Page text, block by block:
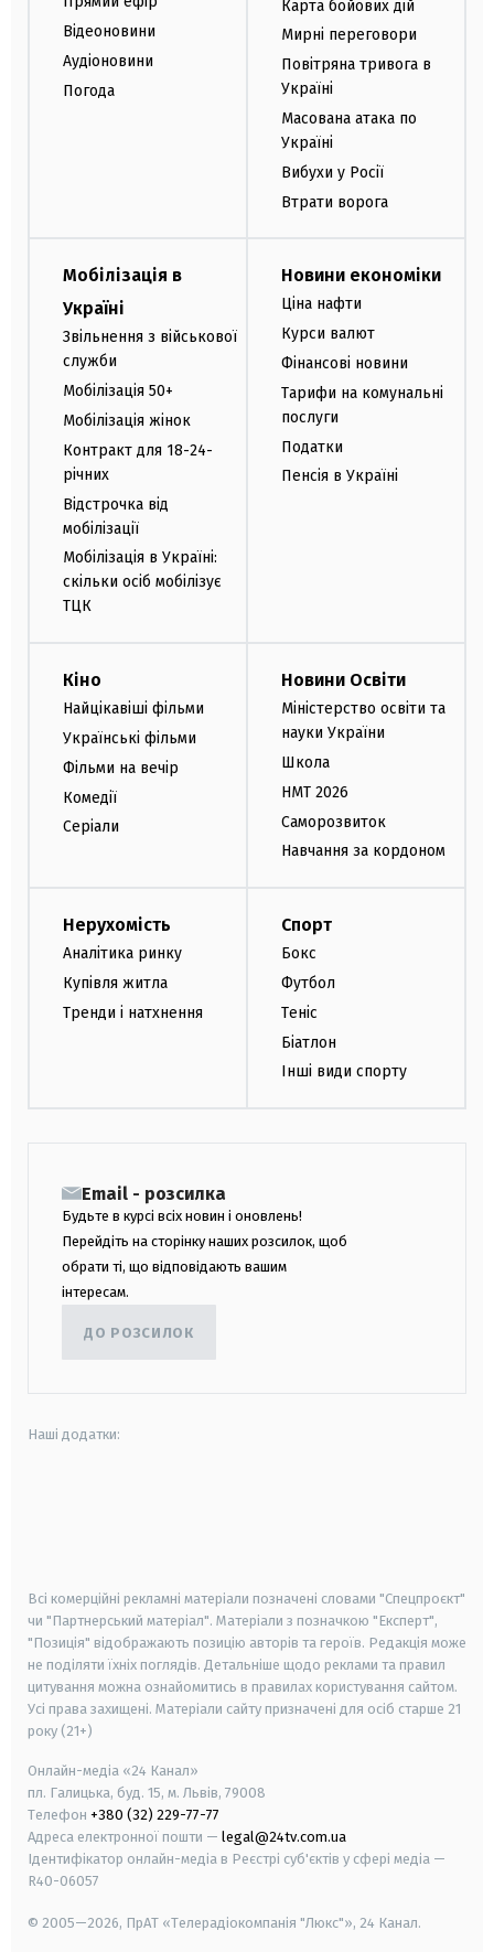
Відеоновини
Аудіоновини
Погода
Карта бойових дій
Мирні переговори
Повітряна тривога в
Україні
Масована атака по
Україні
Вибухи у Росії
Втрати ворога
Мобілізація в
Україні
Звільнення з військової
служби
Мобілізація 50+
Мобілізація жінок
Контракт для 18-24-
річних
Відстрочка від
мобілізації
Мобілізація в Україні:
скільки осіб мобілізує
ТЦК
Новини економіки
Ціна нафти
Курси валют
Фінансові новини
Тарифи на комунальні
послуги
Податки
Пенсія в Україні
Кіно
Найцікавіші фільми
Українські фільми
Фільми на вечір
Комедії
Серіали
Новини Освіти
Міністерство освіти та
науки України
Школа
НМТ 2026
Саморозвиток
Навчання за кордоном
Нерухомість
Аналітика ринку
Купівля житла
Тренди і натхнення
Спорт
Бокс
Футбол
Теніс
Біатлон
Інші види спорту
Email - розсилка
Будьте в курсі всіх новин і оновлень!
Перейдіть на сторінку наших розсилок, щоб
обрати ті, що відповідають вашим
інтересам.
ДО РОЗСИЛОК
Наші додатки:
Всі комерційні рекламні матеріали позначені словами "Спецпроєкт"
чи "Партнерський матеріал". Матеріали з позначкою "Експерт",
"Позиція" відображають позицію авторів та героїв. Редакція може
не поділяти їхніх поглядів. Детальніше щодо реклами та правил
цитування можна ознайомитись в правилах користування сайтом.
Усі права захищені. Матеріали сайту призначені для осіб старше 21
року (21+)
Онлайн-медіа «24 Канал»
пл. Галицька, буд. 15, м. Львів, 79008
Телефон +380 (32) 229-77-77
Адреса електронної пошти — legal@24tv.com.ua
Ідентифікатор онлайн-медіа в Реєстрі суб'єктів у сфері медіа —
R40-06057
© 2005—2026, ПрАТ «Телерадіокомпанія "Люкс"», 24 Канал.